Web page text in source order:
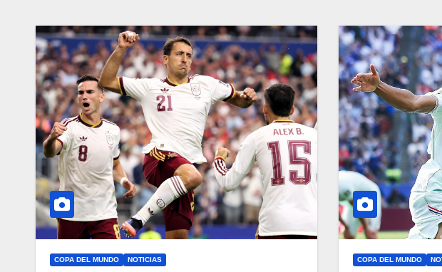
COPA DEL MUNDO NOTICIAS COPA DEL MUNDO